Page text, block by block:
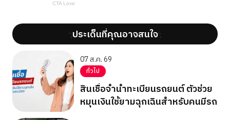
';ประเด็นที่คุณอาจสนใจ';
07 ส.ค. 69
ทั่วไป
สินเชื่อจำนำทะเบียนรถยนต์ ตัวช่วย
หมุนเงินใช้ยามฉุกเฉินสำหรับคนมีรถ